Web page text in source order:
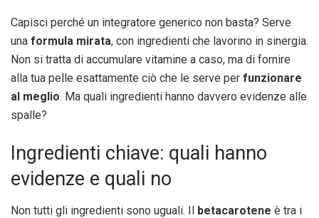
Capisci perché un integratore generico non basta? Serve
una formula mirata, con ingredienti che lavorino in sinergia.
Non si tratta di accumulare vitamine a caso, ma di fornire
alla tua pelle esattamente ciò che le serve per funzionare
al meglio. Ma quali ingredienti hanno davvero evidenze alle
spalle?
Ingredienti chiave: quali hanno
evidenze e quali no
Non tutti gli ingredienti sono uguali. Il betacarotene è tra i